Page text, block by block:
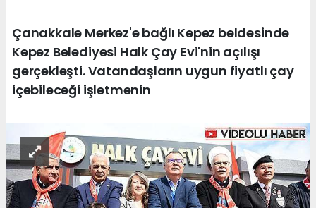
Çanakkale Merkez'e bağlı Kepez beldesinde
Kepez Belediyesi Halk Çay Evi'nin açılışı
gerçekleşti. Vatandaşların uygun fiyatlı çay
içebileceği işletmenin